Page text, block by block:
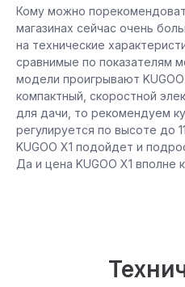
Кому можно
магазинах сейчас очень
на технические
сравнимые по показателям
модели проигрывают KUGOO
компактный, скоростной
для дачи, то рекомендуем
регулируется по высоте до
KUGOO X1 подойдет и
Да и цена KUGOO X1 вполне